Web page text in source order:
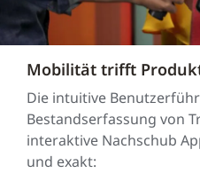
Mobilität trifft
Die intuitive
Bestandserfassung von
interaktive Nachschub
und exakt: